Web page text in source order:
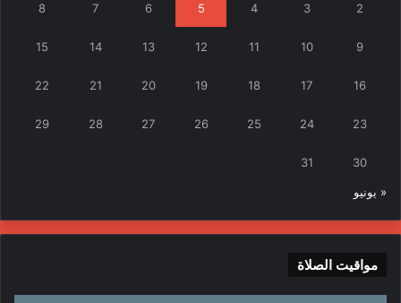
2
3
4
5
6
7
8
9
10
11
12
13
14
15
16
17
18
19
20
21
22
23
24
25
26
27
28
29
30
31
« يونيو
مواقيت الصلاة